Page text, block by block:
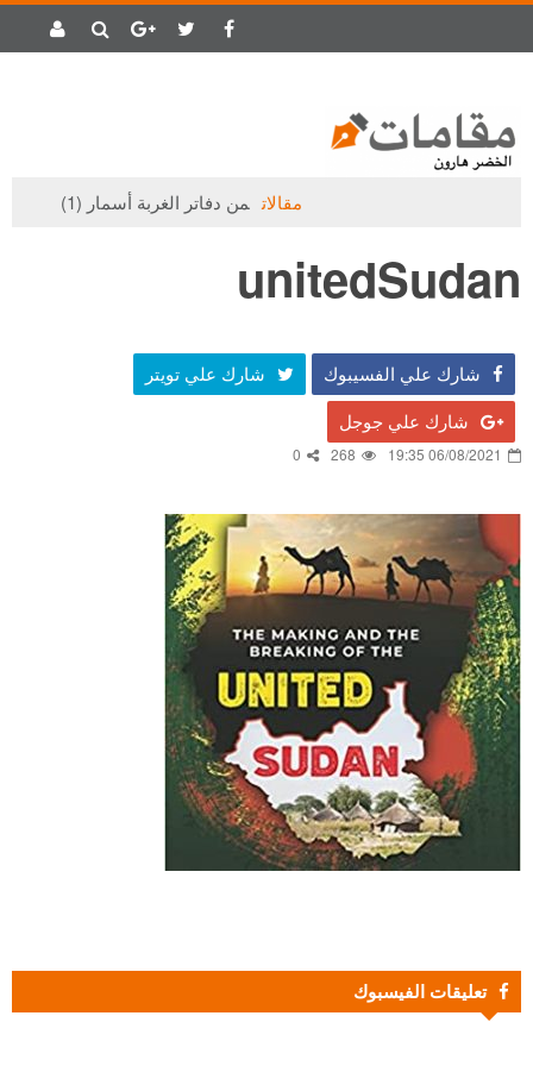
مقالات من دفاتر الغربة أسمار (1)
unitedSudan
شارك علي الفسيبوك شارك علي تويتر
شارك علي جوجل
06/08/2021 19:35
268
0
تعليقات الفيسبوك